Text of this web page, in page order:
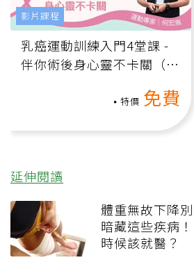
乳癌運動訓練入門4堂課 -
伴你術後身心靈不卡關（線
特價 免費
影片課程
延伸閱讀
體重無故下降
暗藏這些疾病
時候該就醫？